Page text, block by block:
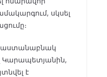
սկսել
Կարապետյանին,
է